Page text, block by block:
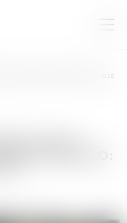
AVEC UN PRÊT À TAUX ZÉRO : QUELLE
DU BIEN
À TAUX ZÉRO :
?